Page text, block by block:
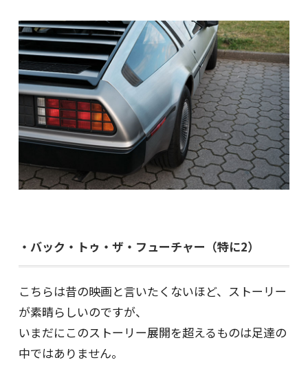
・バック・トゥ・ザ・フューチャー（特に2）
こちらは昔の映画と言いたくないほど、ストーリー
が素晴らしいのですが、
いまだにこのストーリー展開を超えるものは足達の
中ではありません。